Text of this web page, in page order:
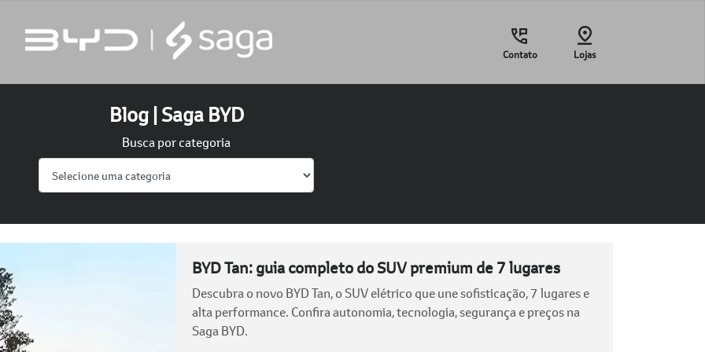
Contato Lojas
Blog | Saga BYD
Busca por categoria
BYD Tan: guia completo do SUV premium de 7 lugares
Descubra o novo BYD Tan, o SUV elétrico que une sofisticação, 7 lugares e
alta performance. Confira autonomia, tecnologia, segurança e preços na
Saga BYD.